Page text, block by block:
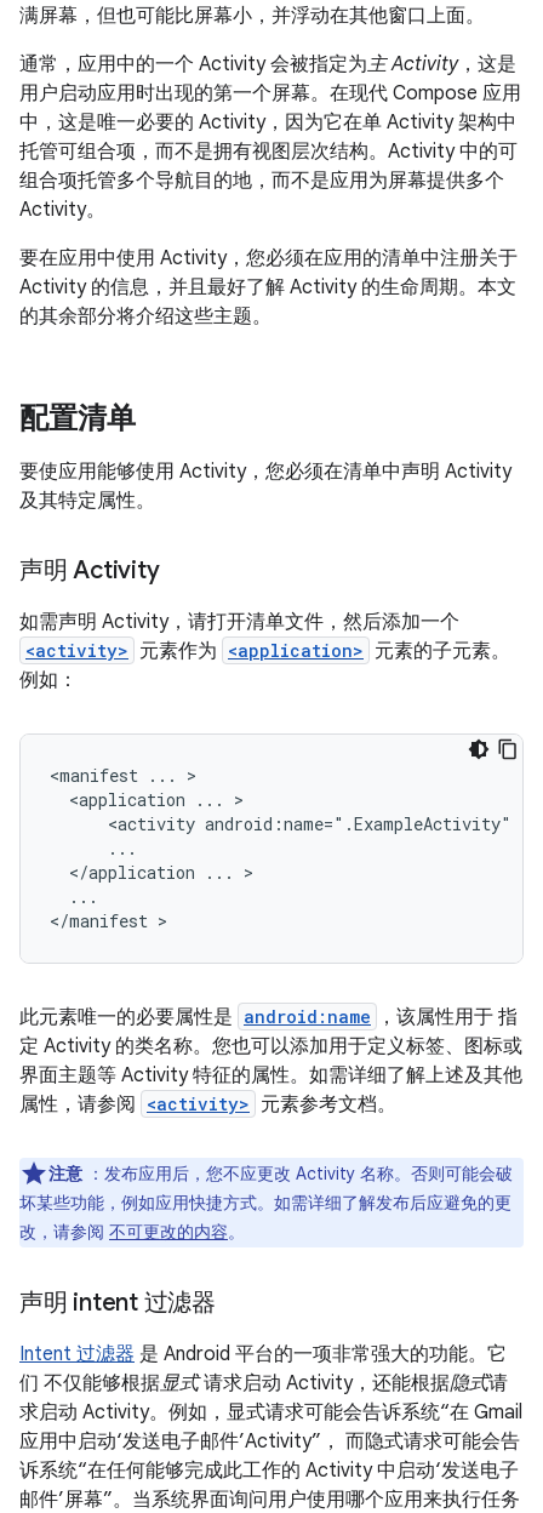
满屏幕，但也可能比屏幕小，并浮动在其他窗口上面。
通常，应用中的一个 Activity 会被指定为主 Activity，这是
用户启动应用时出现的第一个屏幕。在现代 Compose 应用
中，这是唯一必要的 Activity，因为它在单 Activity 架构中
托管可组合项，而不是拥有视图层次结构。Activity 中的可
组合项托管多个导航目的地，而不是应用为屏幕提供多个
Activity。
要在应用中使用 Activity，您必须在应用的清单中注册关于
Activity 的信息，并且最好了解 Activity 的生命周期。本文
的其余部分将介绍这些主题。
配置清单
要使应用能够使用 Activity，您必须在清单中声明 Activity
及其特定属性。
声明 Activity
如需声明 Activity，请打开清单文件，然后添加一个
<activity> 元素作为 <application> 元素的子元素。
例如：
<manifest ...
<application
...
<activity android:name=".ExampleActivity"
</application
...
...
</manifest
此元素唯一的必要属性是 android:name
，该属性用于 指
定 Activity 的类名称。您也可以添加用于定义标签、图标或
界面主题等 Activity 特征的属性。如需详细了解上述及其他
属性，请参阅
<activity> 元素参考文档。
注意 ：发布应用后，您不应更改 Activity 名称。否则可能会破
坏某些功能，例如应用快捷方式。如需详细了解发布后应避免的更
改，请参阅 不可更改的内容。
声明 intent 过滤器
Intent 过滤器 是 Android 平台的一项非常强大的功能。它
们 不仅能够根据显式请求启动 Activity，还能根据隐式请
求启动 Activity。例如，显式请求可能会告诉系统“在 Gmail
应用中启动‘发送电子邮件’Activity”， 而隐式请求可能会告
诉系统“在任何能够完成此工作的 Activity 中启动‘发送电子
邮件’屏幕”。当系统界面询问用户使用哪个应用来执行任务